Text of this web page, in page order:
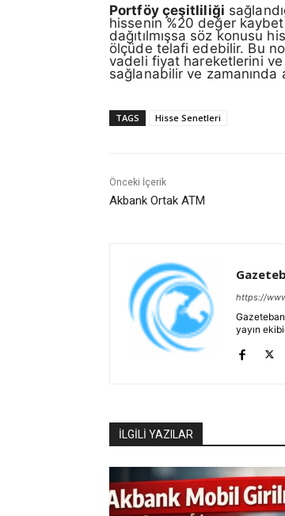
Portföy çeşitliliği
hissenin %20 değer
dağıtılmışsa söz konusu
ölçüde telafi edebilir. Bu
vadeli fiyat hareketlerini ve
sağlanabilir ve
TAGS Hisse Senetleri
Önceki İçerik
Akbank Ortak ATM
https://
yayın
İLGİLİ YAZILAR